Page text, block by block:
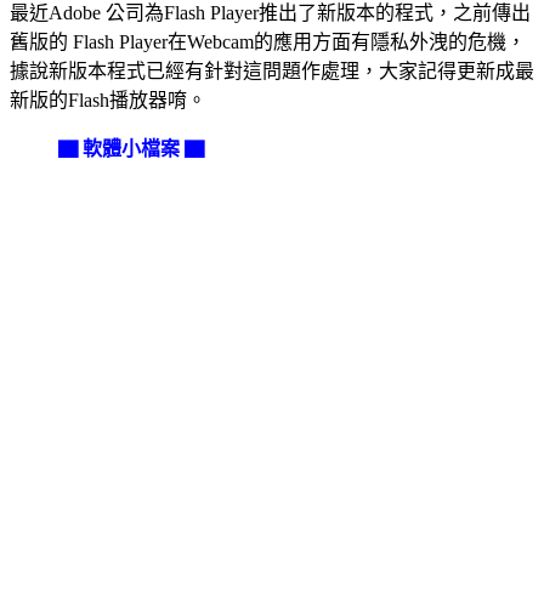
最近Adobe 公司為Flash Player推出了新版本的程式，之前傳出
舊版的 Flash Player在Webcam的應用方面有隱私外洩的危機，
據說新版本程式已經有針對這問題作處理，大家記得更新成最
新版的Flash播放器唷。
▇ 軟體小檔案 ▇